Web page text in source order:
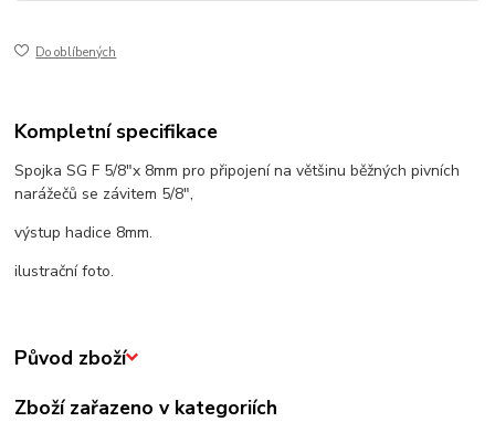
Do oblíbených
Kompletní specifikace
Spojka SG F 5/8"x 8mm pro připojení na většinu běžných pivních
narážečů se závitem 5/8",
výstup hadice 8mm.
ilustrační foto.
Původ zboží
Zboží zařazeno v kategoriích